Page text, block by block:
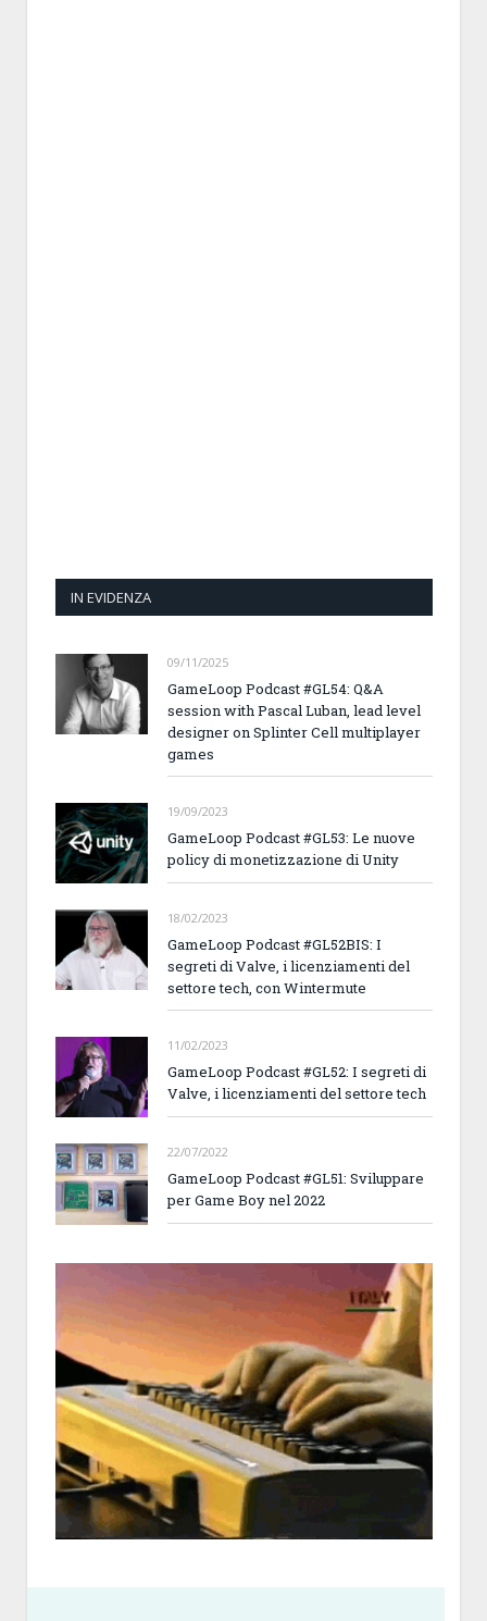
IN EVIDENZA
09/11/2025
GameLoop Podcast #GL54: Q&A
session with Pascal Luban, lead level
designer on Splinter Cell multiplayer
games
19/09/2023
GameLoop Podcast #GL53: Le nuove
policy di monetizzazione di Unity
18/02/2023
GameLoop Podcast #GL52BIS: I
segreti di Valve, i licenziamenti del
settore tech, con Wintermute
11/02/2023
GameLoop Podcast #GL52: I segreti di
Valve, i licenziamenti del settore tech
22/07/2022
GameLoop Podcast #GL51: Sviluppare
per Game Boy nel 2022